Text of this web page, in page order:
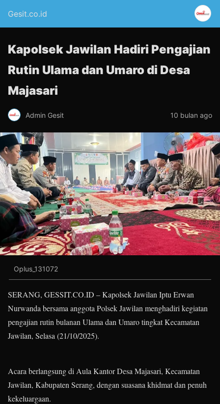
Gesit.co.id
Kapolsek Jawilan Hadiri Pengajian
Rutin Ulama dan Umaro di Desa
Majasari
Admin Gesit 10 bulan ago
Oplus_131072
SERANG, GESSIT.CO.ID – Kapolsek Jawilan Iptu Erwan
Nurwanda bersama anggota Polsek Jawilan menghadiri kegiatan
pengajian rutin bulanan Ulama dan Umaro tingkat Kecamatan
Jawilan, Selasa (21/10/2025).
Acara berlangsung di Aula Kantor Desa Majasari, Kecamatan
Jawilan, Kabupaten Serang, dengan suasana khidmat dan penuh
kekeluargaan.